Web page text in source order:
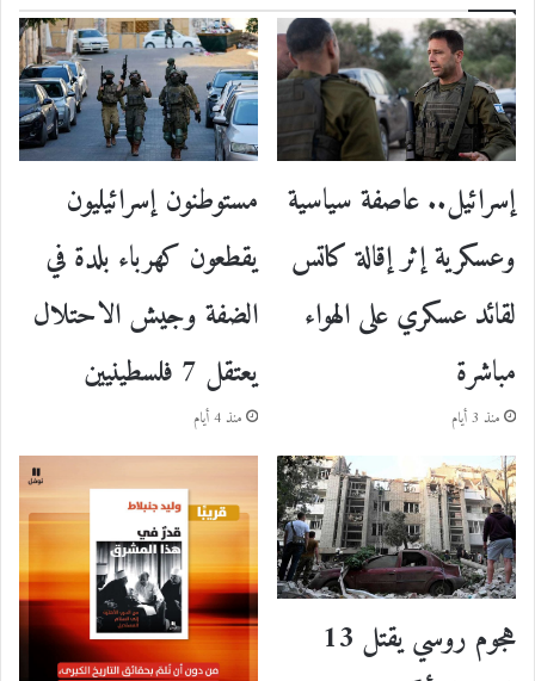
إسرائيل.. عاصفة سياسية
وعسكرية إثر إقالة كاتس
لقائد عسكري على الهواء
مباشرة
منذ 3 أيام
مستوطنون إسرائيليون
يقطعون كهرباء بلدة في
الضفة وجيش الاحتلال
يعتقل 7 فلسطينيين
منذ 4 أيام
هجوم روسي يقتل 13